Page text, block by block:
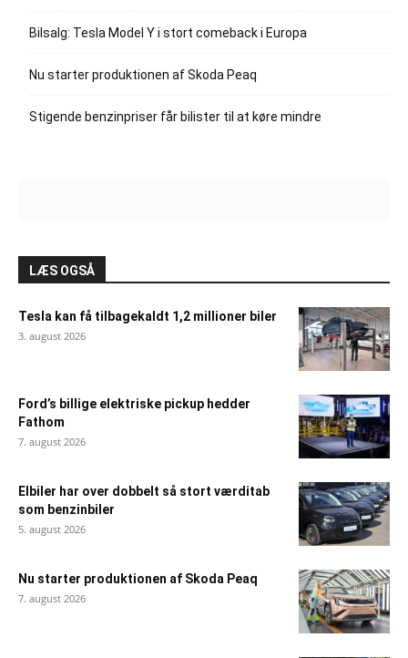
Bilsalg: Tesla Model Y i stort comeback i Europa
Nu starter produktionen af Skoda Peaq
Stigende benzinpriser får bilister til at køre mindre
LÆS OGSÅ
Tesla kan få tilbagekaldt 1,2 millioner biler
3. august 2026
Ford’s billige elektriske pickup hedder
Fathom
7. august 2026
Elbiler har over dobbelt så stort værditab
som benzinbiler
5. august 2026
Nu starter produktionen af Skoda Peaq
7. august 2026